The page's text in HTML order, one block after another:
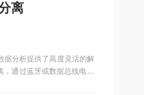
离
据分析提供了高度灵活的解
，通过蓝牙或数据总线电缆